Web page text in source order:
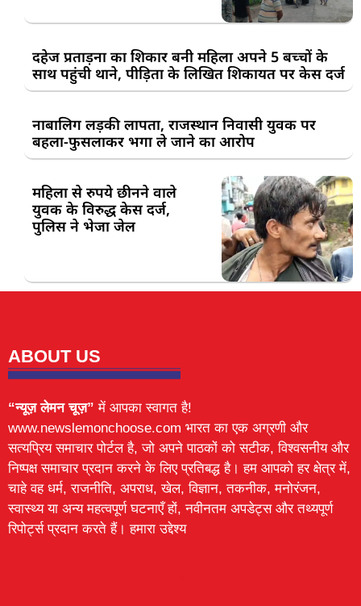
दहेज प्रताड़ना का शिकार बनी महिला अपने 5 बच्चों के
साथ पहुंची थाने, पीड़िता के लिखित शिकायत पर केस दर्ज
नाबालिग लड़की लापता, राजस्थान निवासी युवक पर
बहला-फुसलाकर भगा ले जाने का आरोप
महिला से रुपये छीनने वाले
युवक के विरुद्ध केस दर्ज,
पुलिस ने भेजा जेल
ABOUT US
“न्यूज़ लेमन चूज़” में आपका स्वागत है!
www.newslemonchoose.com भारत का एक अग्रणी और
सत्यप्रिय समाचार पोर्टल है, जो अपने पाठकों को सटीक, विश्वसनीय और
निष्पक्ष समाचार प्रदान करने के लिए प्रतिबद्ध है। हम आपको हर क्षेत्र में,
चाहे वह धर्म, राजनीति, अपराध, खेल, विज्ञान, तकनीक, मनोरंजन,
स्वास्थ्य या अन्य महत्वपूर्ण घटनाएँ हों, नवीनतम अपडेट्स और तथ्यपूर्ण
रिपोर्ट्स प्रदान करते हैं। हमारा उद्देश्य